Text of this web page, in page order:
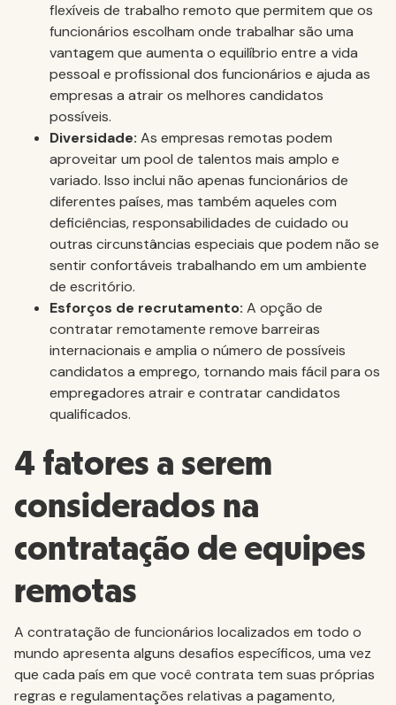
flexíveis de trabalho remoto que permitem que os
funcionários escolham onde trabalhar são uma
vantagem que aumenta o equilíbrio entre a vida
pessoal e profissional dos funcionários e ajuda as
empresas a atrair os melhores candidatos
possíveis.
Diversidade: As empresas remotas podem
aproveitar um pool de talentos mais amplo e
variado. Isso inclui não apenas funcionários de
diferentes países, mas também aqueles com
deficiências, responsabilidades de cuidado ou
outras circunstâncias especiais que podem não se
sentir confortáveis trabalhando em um ambiente
de escritório.
Esforços de recrutamento: A opção de
contratar remotamente remove barreiras
internacionais e amplia o número de possíveis
candidatos a emprego, tornando mais fácil para os
empregadores atrair e contratar candidatos
qualificados.
4 fatores a serem
considerados na
contratação de equipes
remotas
A contratação de funcionários localizados em todo o
mundo apresenta alguns desafios específicos, uma vez
que cada país em que você contrata tem suas próprias
regras e regulamentações relativas a pagamento,